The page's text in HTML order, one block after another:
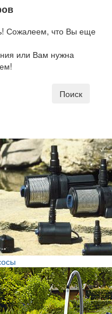
Сожалеем, что Вы еще
или Вам нужна
Поиск